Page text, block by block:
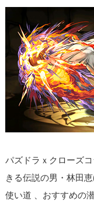
パズドラｘクローズ
きる伝説の男・林田
使い道 、おすすめの